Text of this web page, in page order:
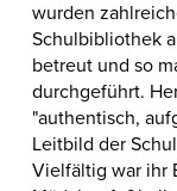
wurden
Schulbibliothek
betreut und so
durchgeführt.
"authentisch,
Leitbild der
Vielfältig war ihr